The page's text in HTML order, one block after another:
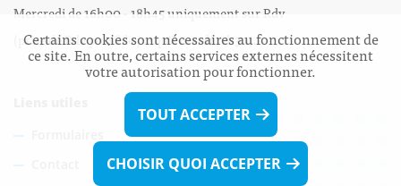
Mercredi de 16h00 - 18h45 uniquement sur Rdv
(prise de Rdv possible jusqu'à mardi 11h30).
Certains cookies sont nécessaires au fonctionnement de
ce site. En outre, certains services externes nécessitent
votre autorisation pour fonctionner.
TOUT ACCEPTER
CHOISIR QUOI ACCEPTER